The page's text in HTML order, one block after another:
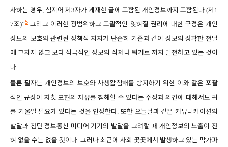
사하는 경우, 심지어 제3자가 게재한 글에 포함된 개인정보까지 포함된다.(제 1
7조)”5 그리고 이러한 광범위하고 포괄적인 잊혀질 권리에 대한 규정은 개인
정보의 보호와 관련된 정책적 지지가 단순히 기존과 같이 정보의 정확한 전달
에 그치지 않고 보다 적극적인 정보의 삭제나 퇴거로 까지 발전하고 있는 것이
다.
물론 필자는 개인정보의 보호와 사생활침해를 방지하기 위한 이와 같은 포괄
적인 규정이 자칫 표현의 자유를 침해할 수 있다는 주장과 의견에 대해서도 귀
를 기울일 필요가 있다는 것을 인정한다.또한 오늘날과 같은 커뮤니케이션의
발달과 첨단 정보통신 미디어 기기의 발달을 고려할 때 개인정보의 노출이 전
혀 없을 수는 없을 것이다. 그러나 최근에 사회 곳곳에서 발생하고 있는 막가파